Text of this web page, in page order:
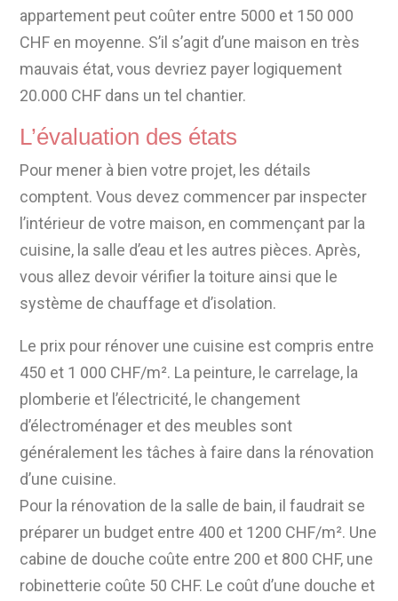
appartement peut coûter entre 5000 et 150 000
CHF en moyenne. S’il s’agit d’une maison en très
mauvais état, vous devriez payer logiquement
20.000 CHF dans un tel chantier.
L’évaluation des états
Pour mener à bien votre projet, les détails
comptent. Vous devez commencer par inspecter
l’intérieur de votre maison, en commençant par la
cuisine, la salle d’eau et les autres pièces. Après,
vous allez devoir vérifier la toiture ainsi que le
système de chauffage et d’isolation.
Le prix pour rénover une cuisine est compris entre
450 et 1 000 CHF/m². La peinture, le carrelage, la
plomberie et l’électricité, le changement
d’électroménager et des meubles sont
généralement les tâches à faire dans la rénovation
d’une cuisine.
Pour la rénovation de la salle de bain, il faudrait se
préparer un budget entre 400 et 1200 CHF/m². Une
cabine de douche coûte entre 200 et 800 CHF, une
robinetterie coûte 50 CHF. Le coût d’une douche et